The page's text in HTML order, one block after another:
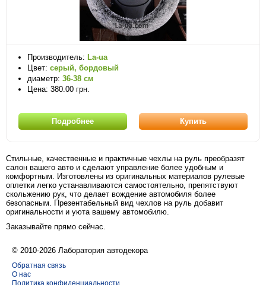
Производитель: La-ua
Цвет: серый, бордовый
диаметр: 36-38 см
Цена: 380.00 грн.
Подробнее Купить
Стильные, качественные и практичные чехлы на руль преобразят
салон вашего авто и сделают управление более удобным и
комфортным. Изготовлены из оригинальных материалов рулевые
оплетки легко устанавливаются самостоятельно, препятствуют
скольжению рук, что делает вождение автомобиля более
безопасным. Презентабельный вид чехлов на руль добавит
оригинальности и уюта вашему автомобилю.
Заказывайте прямо сейчас.
© 2010-2026 Лаборатория автодекора
Обратная связь
О нас
Политика конфиденциальности